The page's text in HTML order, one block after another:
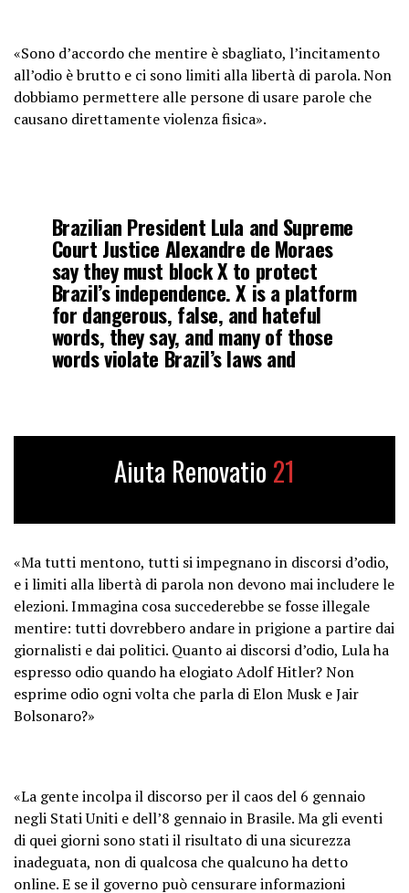
«Sono d’accordo che mentire è sbagliato, l’incitamento
all’odio è brutto e ci sono limiti alla libertà di parola. Non
dobbiamo permettere alle persone di usare parole che
causano direttamente violenza fisica».
Brazilian President Lula and Supreme
Court Justice Alexandre de Moraes
say they must block X to protect
Brazil’s independence. X is a platform
for dangerous, false, and hateful
words, they say, and many of those
words violate Brazil’s laws and
But their censorship…
(@shellenberger)September 7,
Aiuta Renovatio 21
«Ma tutti mentono, tutti si impegnano in discorsi d’odio,
e i limiti alla libertà di parola non devono mai includere le
elezioni. Immagina cosa succederebbe se fosse illegale
mentire: tutti dovrebbero andare in prigione a partire dai
giornalisti e dai politici. Quanto ai discorsi d’odio, Lula ha
espresso odio quando ha elogiato Adolf Hitler? Non
esprime odio ogni volta che parla di Elon Musk e Jair
Bolsonaro?»
«La gente incolpa il discorso per il caos del 6 gennaio
negli Stati Uniti e dell’8 gennaio in Brasile. Ma gli eventi
di quei giorni sono stati il ​​risultato di una sicurezza
inadeguata, non di qualcosa che qualcuno ha detto
online. E se il governo può censurare informazioni